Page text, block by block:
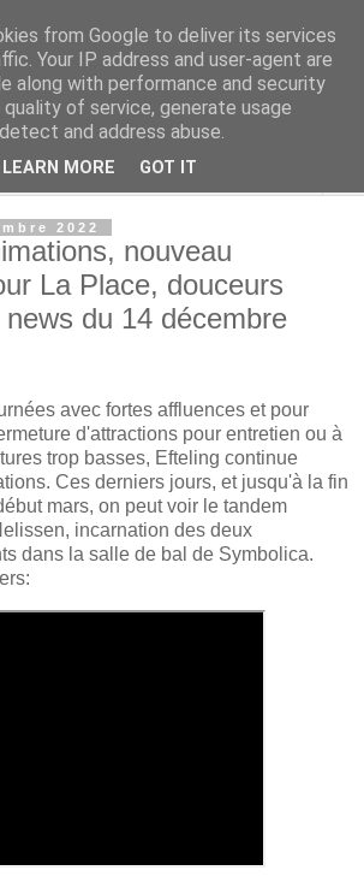
non officiel dédié à Efteling
2022
nouveau
La Place, douceurs
du 14 décembre
avec fortes affluences et pour
d'attractions pour entretien ou à
trop basses, Efteling continue
Ces derniers jours, et jusqu'à la fin
mars, on peut voir le tandem
incarnation des deux
dans la salle de bal de Symbolica.
from Google to deliver its services
Your IP address and user-agent are
along with performance and security
of service, generate usage
and address abuse.
LEARN MORE GOT IT